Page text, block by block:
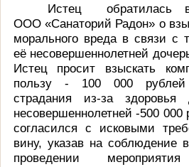
Истец
ООО «Санаторий Радон» о
морального вреда в связи с
её несовершеннолетней
Истец просит взыскать
пользу - 100 000 рублей
страдания из-за здоровья
несовершеннолетней -500 000
согласился с исковыми
вину, указав на соблюдение
проведении